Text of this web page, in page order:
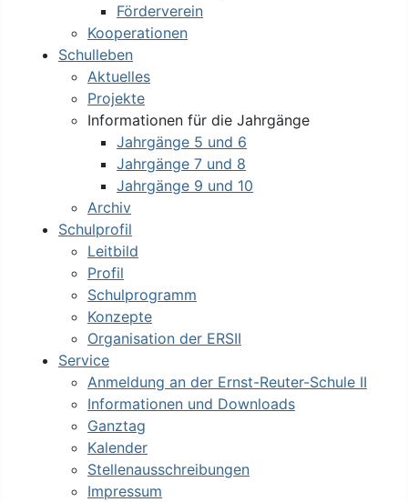
Förderverein
Kooperationen
Schulleben
Aktuelles
Projekte
Informationen für die Jahrgänge
Jahrgänge 5 und 6
Jahrgänge 7 und 8
Jahrgänge 9 und 10
Archiv
Schulprofil
Leitbild
Profil
Schulprogramm
Konzepte
Organisation der ERSII
Service
Anmeldung an der Ernst-Reuter-Schule II
Informationen und Downloads
Ganztag
Kalender
Stellenausschreibungen
Impressum